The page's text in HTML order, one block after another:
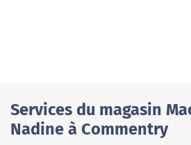
Services du magasin
Nadine à Commentry